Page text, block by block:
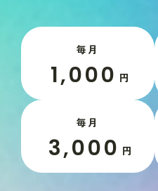
毎月
1,000 円
毎月
3,000 円